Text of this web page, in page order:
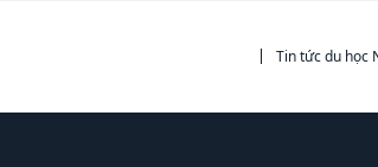
Tin tức du học